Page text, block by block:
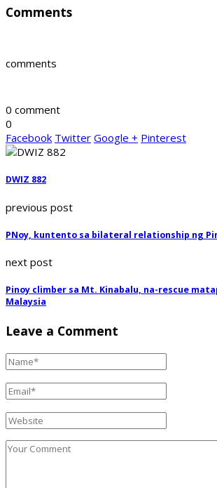
Comments
comments
0 comment
0
Facebook Twitter Google + Pinterest
DWIZ 882
previous post
PNoy, kuntento sa bilateral relationship ng
next post
Pinoy climber sa Mt. Kinabalu, na-rescue
Malaysia
Leave a Comment